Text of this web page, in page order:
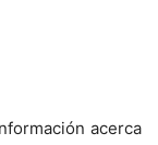
acerca